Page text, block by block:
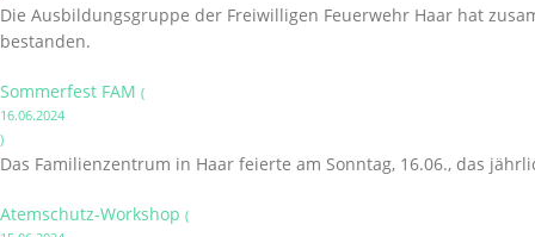
Die Ausbildungsgruppe der Freiwilligen Feuerwehr Haar hat
bestanden.
Sommerfest FAM (
16.06.2024
)
Das Familienzentrum in Haar feierte am Sonntag, 16.06., das
Atemschutz-Workshop (